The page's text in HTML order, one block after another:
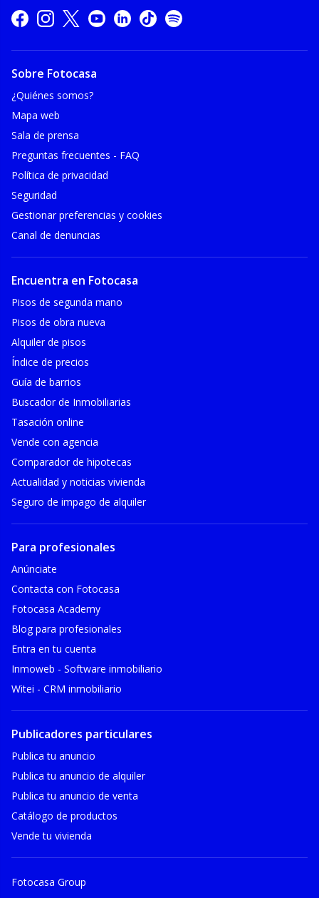
Sobre Fotocasa
¿Quiénes somos?
Mapa web
Sala de prensa
Preguntas frecuentes - FAQ
Política de privacidad
Seguridad
Gestionar preferencias y cookies
Canal de denuncias
Encuentra en Fotocasa
Pisos de segunda mano
Pisos de obra nueva
Alquiler de pisos
Índice de precios
Guía de barrios
Buscador de Inmobiliarias
Tasación online
Vende con agencia
Comparador de hipotecas
Actualidad y noticias vivienda
Seguro de impago de alquiler
Para profesionales
Anúnciate
Contacta con Fotocasa
Fotocasa Academy
Blog para profesionales
Entra en tu cuenta
Inmoweb - Software inmobiliario
Witei - CRM inmobiliario
Publicadores particulares
Publica tu anuncio
Publica tu anuncio de alquiler
Publica tu anuncio de venta
Catálogo de productos
Vende tu vivienda
Fotocasa Group